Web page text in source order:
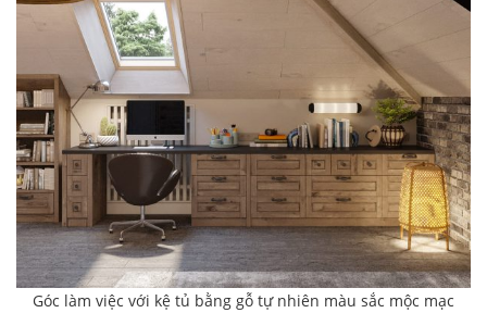
Góc làm việc với kệ tủ bằng gỗ tự nhiên màu sắc mộc mạc